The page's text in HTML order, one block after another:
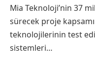
Mia Teknoloji’nin 37
sürecek proje
teknolojilerinin test
sistemleri…